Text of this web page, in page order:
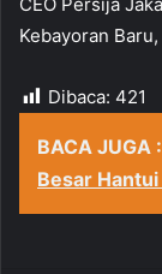
Kebayoran
Dibaca: 421
BACA JUGA :
Besar